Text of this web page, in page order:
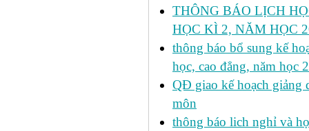
THÔNG BÁO LỊCH
HỌC KÌ 2, NĂM HỌC
thông báo bổ sung kế
học, cao đẳng, năm học
QĐ giao kế hoạch giảng
môn
thông báo lich nghỉ và